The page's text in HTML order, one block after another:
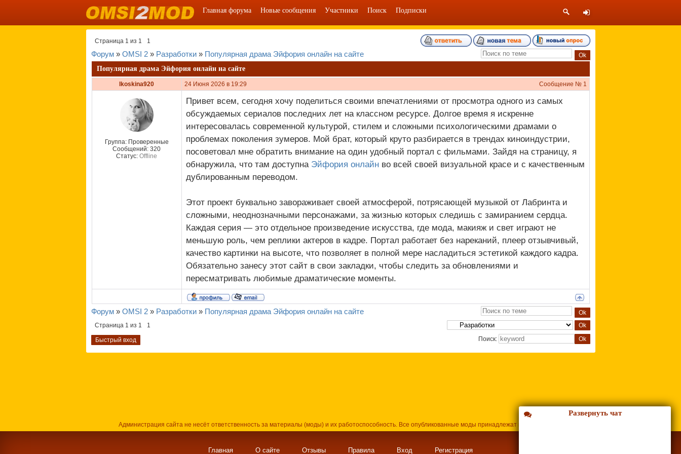
Главная форума Новые сообщения Участники Поиск Подписки
Развернуть чат
Страница 1 из 1 1
Форум » OMSI 2 » Разработки » Популярная драма Эйфория онлайн на сайте
Популярная драма Эйфория онлайн на сайте
lkoskina920 24 Июня 2026 в 19:29 Сообщение № 1
Группа: Проверенные
Сообщений: 320
Статус: Offline
Привет всем, сегодня хочу поделиться своими впечатлениями от просмотра одного из самых
обсуждаемых сериалов последних лет на классном ресурсе. Долгое время я искренне
интересовалась современной культурой, стилем и сложными психологическими драмами о
проблемах поколения зумеров. Мой брат, который круто разбирается в трендах киноиндустрии,
посоветовал мне обратить внимание на один удобный портал с фильмами. Зайдя на страницу, я
обнаружила, что там доступна Эйфория онлайнво всей своей визуальной красе и с качественным
дублированным переводом.
Этот проект буквально завораживает своей атмосферой, потрясающей музыкой от Лабринта и
сложными, неоднозначными персонажами, за жизнью которых следишь с замиранием сердца.
Каждая серия — это отдельное произведение искусства, где мода, макияж и свет играют не
меньшую роль, чем реплики актеров в кадре. Портал работает без нареканий, плеер отзывчивый,
качество картинки на высоте, что позволяет в полной мере насладиться эстетикой каждого кадра.
Обязательно занесу этот сайт в свои закладки, чтобы следить за обновлениями и
пересматривать любимые драматические моменты.
Форум » OMSI 2 » Разработки » Популярная драма Эйфория онлайн на сайте
Страница 1 из 1
1
Поиск:
Администрация сайта не несёт ответственность за материалы (моды) и их работоспособность. Все опубликованные моды принадлежат их владельцам.
Главная О сайте Отзывы Правила Вход Регистрация